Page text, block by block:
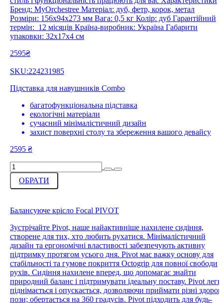
Бренд: MyOrchestree Матеріал: дуб, фетр, корок, метал
Розміри: 156х94х273 мм Вага: 0,5 кг Колір: дуб Гарантійний
термін: 12 місяців Країна-виробник: Україна Габарити
упаковки: 32х17х4 см
2595₴
SKU:224231985
Підставка для навушників Combo
багатофункціональна підставка
екологічні матеріали
сучасний мінімалістичний дизайн
захист поверхні столу та збереження вашого девайсу
2595 ₴
ОБРАТИ
Балансуюче крісло Focal PIVOT
Зустрічайте Pivot, наше найактивніше нахилене сидіння,
створене для тих, хто любить рухатися. Мінімалістичний
дизайн та ергономічні властивості забезпечують активну
підтримку протягом усього дня. Pivot має важку основу для
стабільності та гумове покриття Octogrip для повної свободи
рухів. Сидіння нахилене вперед, що допомагає знайти
природний баланс і підтримувати ідеальну поставу. Pivot
піднімається і опускається, дозволяючи приймати різні
пози; обертається на 360 градусів. Pivot підходить для будь-